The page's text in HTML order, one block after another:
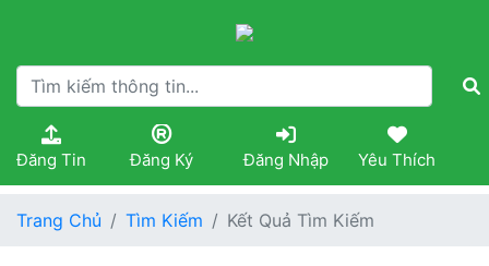
Đăng Tin Đăng Ký Đăng Nhập Yêu Thích
Trang Chủ Tìm Kiếm Kết Quả Tìm Kiếm